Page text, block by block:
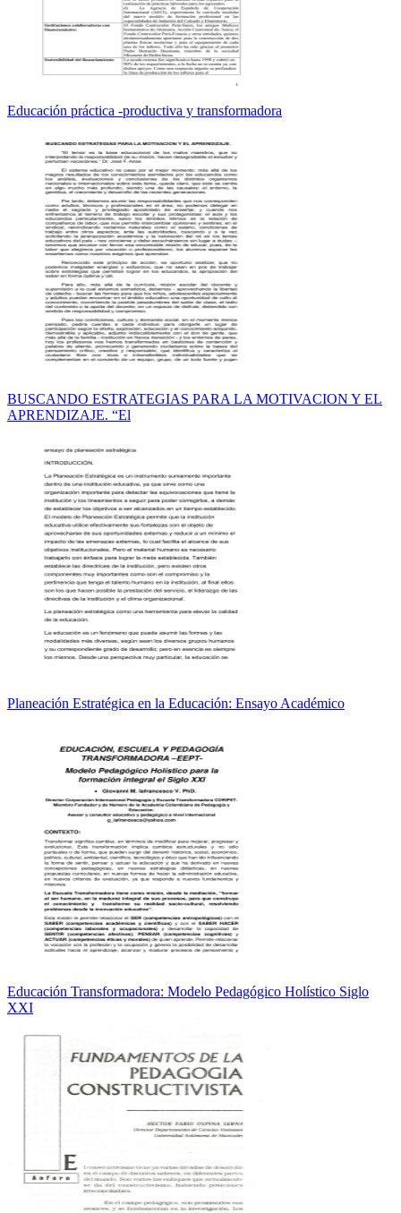
Educación práctica -productiva y transformadora
BUSCANDO ESTRATEGIAS PARA LA MOTIVACION Y EL
APRENDIZAJE. “El
Planeación Estratégica en la Educación: Ensayo Académico
Educación Transformadora: Modelo Pedagógico Holístico Siglo
XXI